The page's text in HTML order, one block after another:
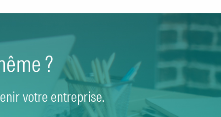
?
votre entreprise.